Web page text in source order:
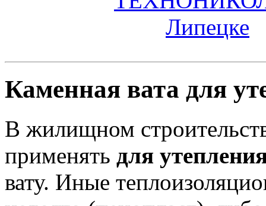
Каменная вата для
В жилищном
применять для
вату. Иные